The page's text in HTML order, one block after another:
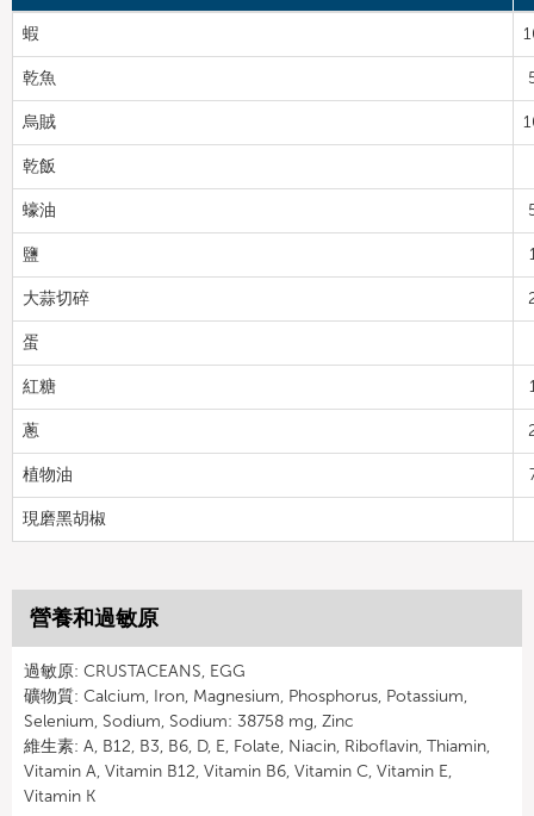
蝦
乾魚
烏賊
乾飯
蠔油
鹽
大蒜切碎
蛋
紅糖
蔥
植物油
現磨黑胡椒
營養和過敏原
過敏原: CRUSTACEANS, EGG
礦物質: Calcium, Iron, Magnesium, Phosphorus, Potassium,
Selenium, Sodium, Sodium: 38758 mg, Zinc
維生素: A, B12, B3, B6, D, E, Folate, Niacin, Riboflavin, Thiamin,
Vitamin A, Vitamin B12, Vitamin B6, Vitamin C, Vitamin E,
Vitamin K